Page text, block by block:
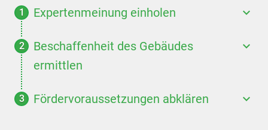
Expertenmeinung einholen
Beschaffenheit des Gebäudes
ermittlen
Fördervoraussetzungen abklären